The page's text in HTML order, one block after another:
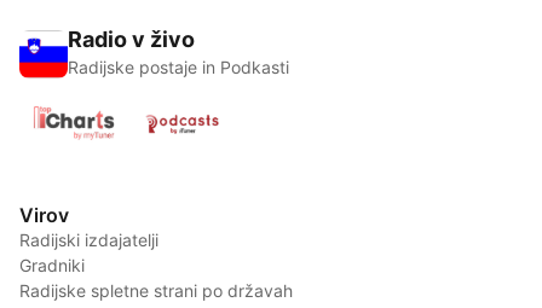
Radio v živo
Radijske postaje in Podkasti
Virov
Radijski izdajatelji
Gradniki
Radijske spletne strani po državah